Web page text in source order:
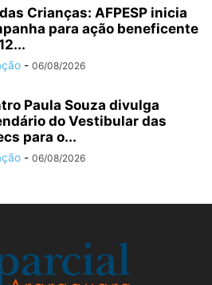
Crianças: AFPESP inicia
para ação beneficente
- 06/08/2026
Paula Souza divulga
do Vestibular das
para o...
- 06/08/2026